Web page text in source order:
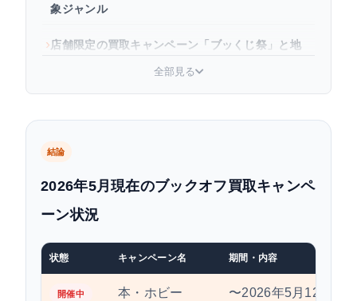
象ジャンル
店舗限定の買取キャンペーン「ブッくじ祭」と地
ブックオフのキャンペーン情報をいち早く入手す
キャンペーン以外でも買取額を上げるコツ
よくある質問
まとめ
全部見る
結論
2026年5月現在のブックオフ買取キャンペ
ーン状況
状態 キャンペーン名 期間・内容
開催中
本・ホビー
〜2026年5月12日（